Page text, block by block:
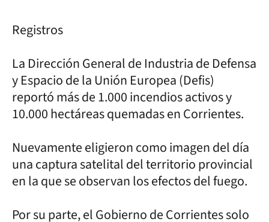
Registros
La Dirección General de Industria de Defensa
y Espacio de la Unión Europea (Defis)
reportó más de 1.000 incendios activos y
10.000 hectáreas quemadas en Corrientes.
Nuevamente eligieron como imagen del día
una captura satelital del territorio provincial
en la que se observan los efectos del fuego.
Por su parte, el Gobierno de Corrientes solo